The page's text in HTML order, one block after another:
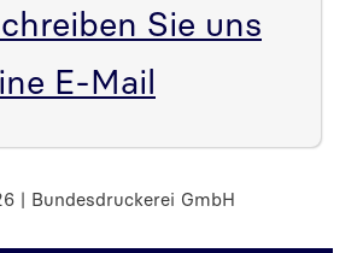
Mail:
Sie uns
E-Mail
| Bundesdruckerei GmbH